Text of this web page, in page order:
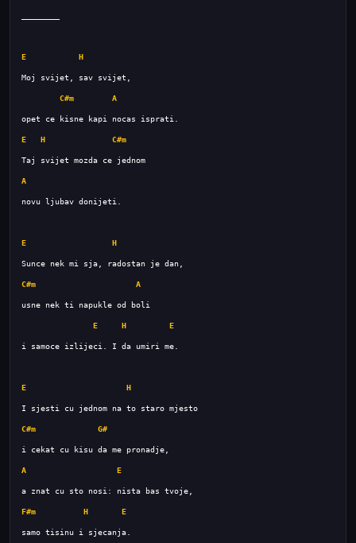
E H
C#m A
E H C#m
A
E H
C#m A
E H E
E H
C#m G#
A E
F#m H E